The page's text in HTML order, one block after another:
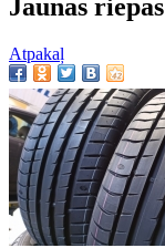
Jaunas riepas
Atpakaļ